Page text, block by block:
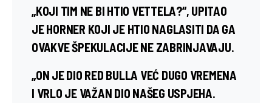
„KOJI TIM NE BI HTIO VETTELA?“, UPITAO
JE HORNER KOJI JE HTIO NAGLASITI DA GA
OVAKVE ŠPEKULACIJE NE ZABRINJAVAJU.
„ON JE DIO RED BULLA VEĆ DUGO VREMENA
I VRLO JE VAŽAN DIO NAŠEG USPJEHA.